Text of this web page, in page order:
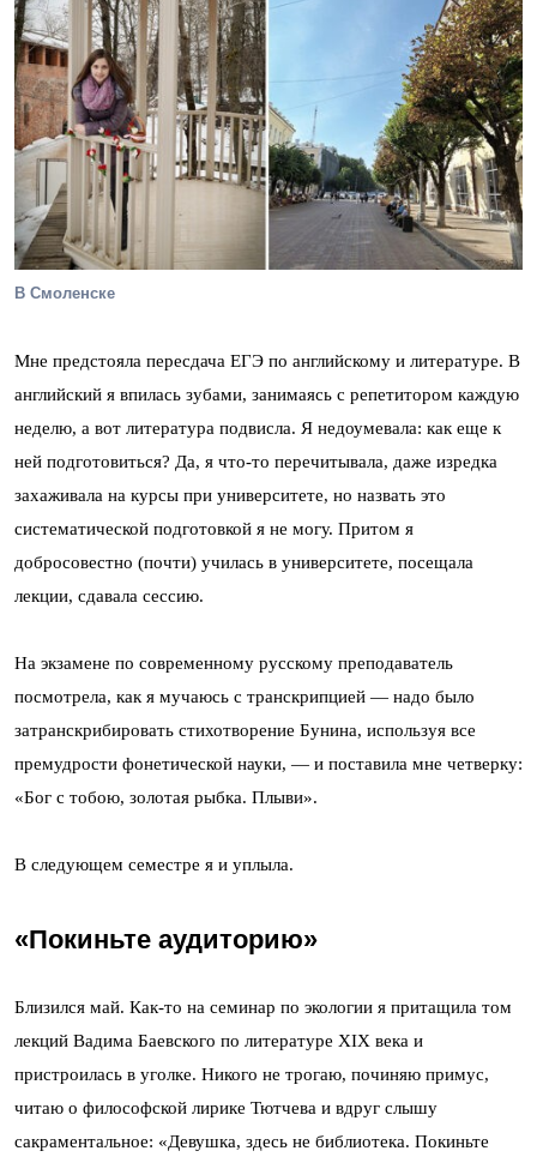
В Смоленске
Мне предстояла пересдача ЕГЭ по английскому и литературе. В
английский я впилась зубами, занимаясь с репетитором каждую
неделю, а вот литература подвисла. Я недоумевала: как еще к
ней подготовиться? Да, я что-то перечитывала, даже изредка
захаживала на курсы при университете, но назвать это
систематической подготовкой я не могу. Притом я
добросовестно (почти) училась в университете, посещала
лекции, сдавала сессию.
На экзамене по современному русскому преподаватель
посмотрела, как я мучаюсь с транскрипцией — надо было
затранскрибировать стихотворение Бунина, используя все
премудрости фонетической науки, — и поставила мне четверку:
«Бог с тобою, золотая рыбка. Плыви».
В следующем семестре я и уплыла.
«Покиньте аудиторию»
Близился май. Как-то на семинар по экологии я притащила том
лекций Вадима Баевского по литературе XIX века и
пристроилась в уголке. Никого не трогаю, починяю примус,
читаю о философской лирике Тютчева и вдруг слышу
сакраментальное: «Девушка, здесь не библиотека. Покиньте